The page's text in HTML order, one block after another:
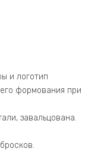
и логотип
формования при
завальцована.